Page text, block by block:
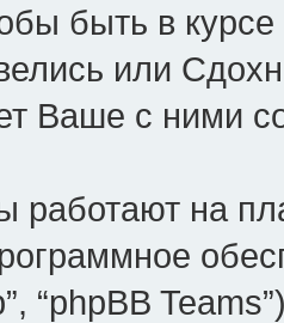
быть в
или
Ваше с ними
на
“phpBB